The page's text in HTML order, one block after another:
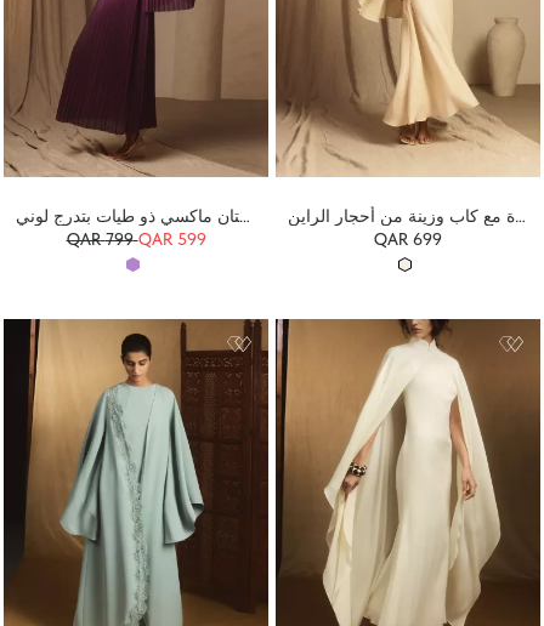
فستان ماكسي ذو طيات بتدرج لوني
QAR 799 QAR 599
فستان ماكسي مزخرف بنقشة مميزة مع كاب وزينة من أحجار الراين
QAR 699